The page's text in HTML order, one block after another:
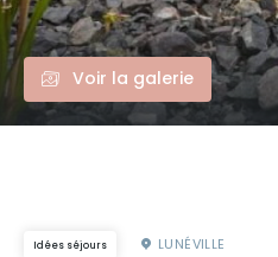
Voir la galerie
Idées séjours LUNÉVILLE